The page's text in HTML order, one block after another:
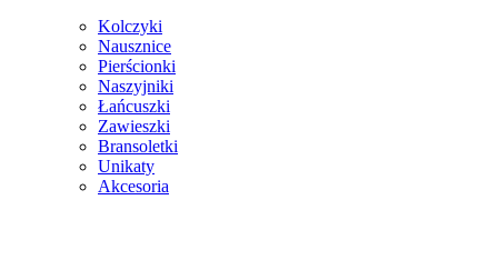
Kolczyki
Nausznice
Pierścionki
Naszyjniki
Łańcuszki
Zawieszki
Bransoletki
Unikaty
Akcesoria